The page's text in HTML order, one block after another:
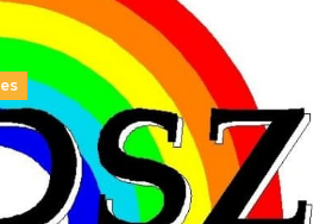
pour les politiques